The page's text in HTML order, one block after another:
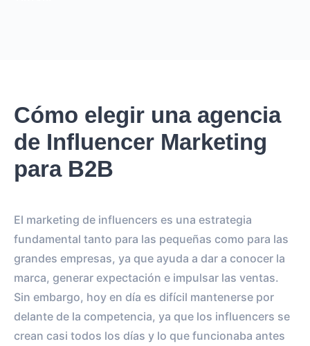
Cómo elegir una agencia
de Influencer Marketing
para B2B
El marketing de influencers es una estrategia
fundamental tanto para las pequeñas como para las
grandes empresas, ya que ayuda a dar a conocer la
marca, generar expectación e impulsar las ventas.
Sin embargo, hoy en día es difícil mantenerse por
delante de la competencia, ya que los influencers se
crean casi todos los días y lo que funcionaba antes